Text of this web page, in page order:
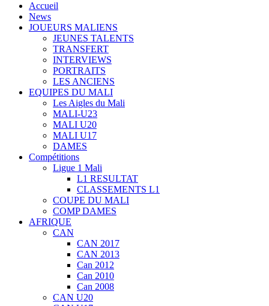
Accueil
News
JOUEURS MALIENS
JEUNES TALENTS
TRANSFERT
INTERVIEWS
PORTRAITS
LES ANCIENS
EQUIPES DU MALI
Les Aigles du Mali
MALI-U23
MALI U20
MALI U17
DAMES
Compétitions
Ligue 1 Mali
L1 RESULTAT
CLASSEMENTS L1
COUPE DU MALI
COMP DAMES
AFRIQUE
CAN
CAN 2017
CAN 2013
Can 2012
Can 2010
Can 2008
CAN U20